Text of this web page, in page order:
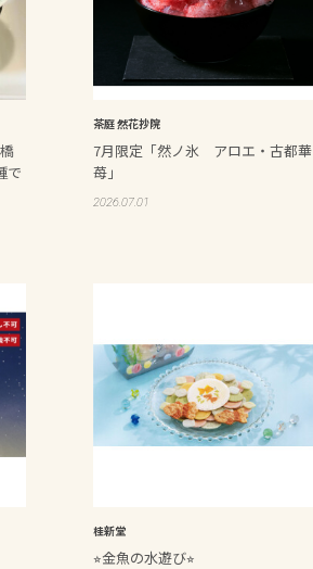
で
茶庭 然花抄院
7月限定「然ノ氷 アロエ・古都華
苺」
2026.07.01
桂新堂
⭐︎金魚の水遊び⭐︎